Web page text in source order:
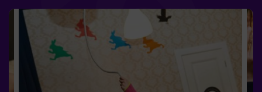
planes con amigos | adolescentes | familias | fiestas
infantiles❗Si todos jugadores del equipo son menores o
igual de 14 años deberán entrar al menos con 1 adulto,
pero recomendamos entrar acompañados de un monitor
(consúltanos las condiciones).🧩 Es una sala de
dificultad alta pero si incluyes las palabras MODO EASY
en tu reserva, podremos añadir pistas adicionales para